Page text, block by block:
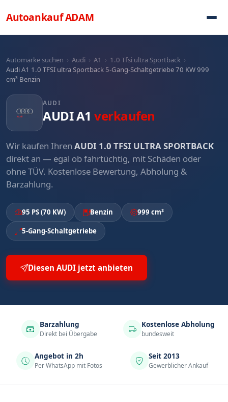
AutoankaufADAM
Automarke suchen › Audi › A1 › 1.0 Tfsi ultra Sportback ›
Audi A1 1.0 TFSI ultra Sportback 5-Gang-Schaltgetriebe 70 KW 999
cm³ Benzin
AUDI
AUDI A1verkaufen
Wir kaufen Ihren AUDI 1.0 TFSI ULTRA SPORTBACK
direkt an — egal ob fahrtüchtig, mit Schäden oder
ohne TÜV. Kostenlose Bewertung, Abholung &
Barzahlung.
95 PS (70 KW) Benzin 999 cm³
5-Gang-Schaltgetriebe
Diesen AUDI jetzt anbieten
Barzahlung
Direkt bei Übergabe
Kostenlose Abholung
bundesweit
Angebot in 2h
Per WhatsApp mit Fotos
Seit 2013
Gewerblicher Ankauf